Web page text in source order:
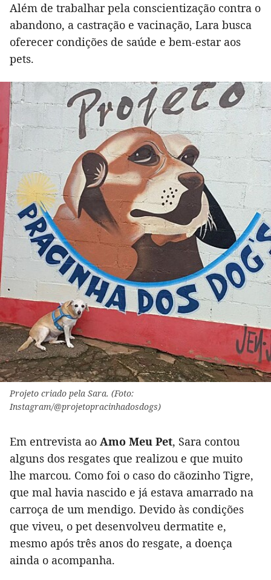
Além de trabalhar pela conscientização contra o
abandono, a castração e vacinação, Lara busca
oferecer condições de saúde e bem-estar aos
pets.
Projeto criado pela Sara. (Foto:
Instagram/@projetopracinhadosdogs)
Em entrevista ao Amo Meu Pet, Sara contou
alguns dos resgates que realizou e que muito
lhe marcou. Como foi o caso do cãozinho Tigre,
que mal havia nascido e já estava amarrado na
carroça de um mendigo. Devido às condições
que viveu, o pet desenvolveu dermatite e,
mesmo após três anos do resgate, a doença
ainda o acompanha.